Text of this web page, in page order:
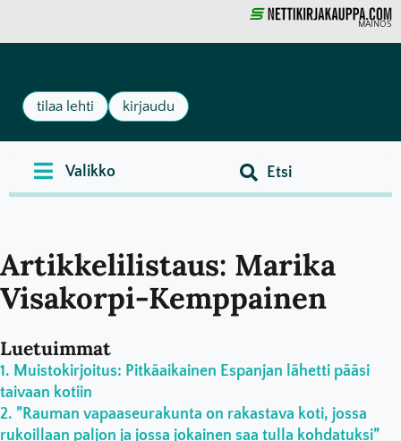
MAINOS
tilaa lehti kirjaudu
Artikkelilistaus: Marika
Visakorpi-Kemppainen
Luetuimmat
Muistokirjoitus: Pitkäaikainen Espanjan lähetti pääsi
taivaan kotiin
”Rauman vapaaseurakunta on rakastava koti, jossa
rukoillaan paljon ja jossa jokainen saa tulla kohdatuksi”